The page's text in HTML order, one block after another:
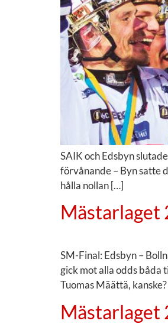
SAIK och Edsbyn
förvånande – Byn satte
hålla nollan […]
Mästarlaget
SM-Final: Edsbyn –
gick mot alla odds båda
Tuomas Määttä,
Mästarlaget